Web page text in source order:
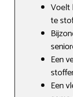
Voelt
te
Een
Een